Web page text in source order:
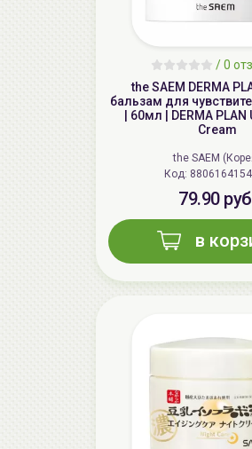
/0
the SAEM DERMA
бальзам для
| 60мл | DERMA
Cream
the SAEM
Код:
79.90
в